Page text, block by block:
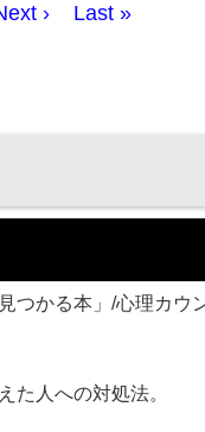
› Last »
つかる本」/心理カウ
た人への対処法。